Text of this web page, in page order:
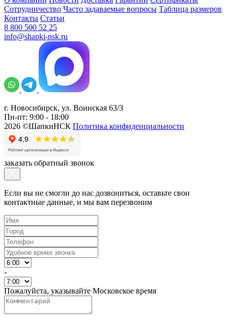
Сотрудничество Часто задаваемые вопросы Таблица размеров
Контакты Статьи
8 800 500 52 25
info@shapki-nsk.ru
г. Новосибирск, ул. Воинская 63/3
Пн-пт: 9:00 - 18:00
2026 ©ШапкиНСК Политика конфиденциальности
заказать обратный звонок
Если вы не смогли до нас дозвониться, оставьте свои
контактные данные, и мы вам перезвоним
-
Пожалуйста, указывайте Московское время